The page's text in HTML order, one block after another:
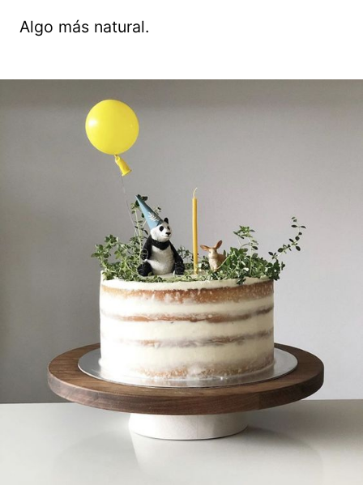
Algo más natural.